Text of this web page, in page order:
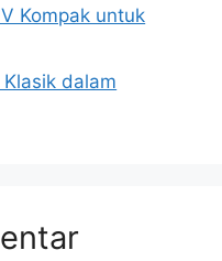
Kompak untuk
dalam